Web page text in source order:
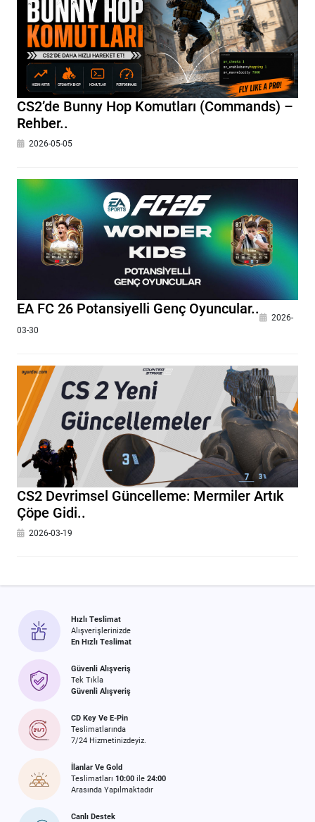
CS2’de Bunny Hop Komutları (Commands) –
Rehber..
2026-05-05
EA FC 26 Potansiyelli Genç Oyuncular..
2026-
03-30
CS2 Devrimsel Güncelleme: Mermiler Artık
Çöpe Gidi..
2026-03-19
Hızlı Teslimat
Alışverişlerinizde
En Hızlı Teslimat
Güvenli Alışveriş
Tek Tıkla
Güvenli Alışveriş
CD Key Ve E-Pin
Teslimatlarında
7/24 Hizmetinizdeyiz.
İlanlar Ve Gold
Teslimatları 10:00 ile 24:00
Arasında Yapılmaktadır
Canlı Destek